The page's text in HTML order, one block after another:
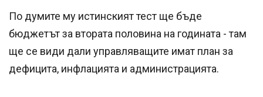
По думите му истинският тест ще бъде
бюджетът за втората половина на годината - там
ще се види дали управляващите имат план за
дефицита, инфлацията и администрацията.